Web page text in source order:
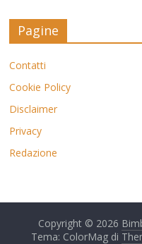
Pagine
Contatti
Cookie Policy
Disclaimer
Privacy
Redazione
Copyright © 2026
Tema: ColorMag di